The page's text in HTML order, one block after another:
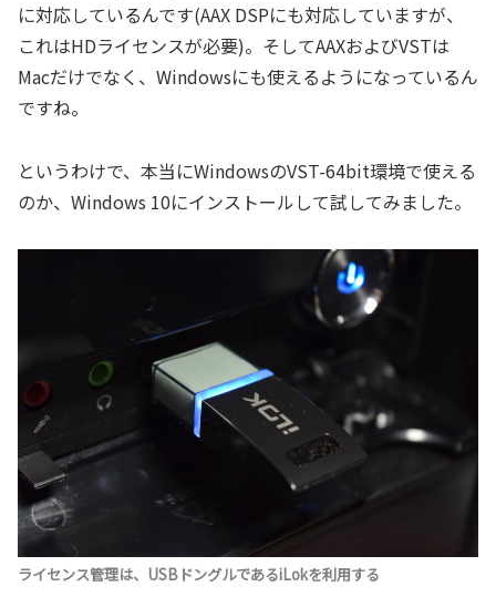
に対応しているんです(AAX DSPにも対応していますが、
これはHDライセンスが必要)。そしてAAXおよびVSTは
Macだけでなく、Windowsにも使えるようになっているん
ですね。
というわけで、本当にWindowsのVST-64bit環境で使える
のか、Windows 10にインストールして試してみました。
ライセンス管理は、USBドングルであるiLokを利用する